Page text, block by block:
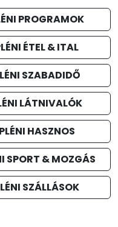
PROGRAMOK
ÉTEL & ITAL
SZABADIDŐ
LÁTNIVALÓK
HASZNOS
SPORT & MOZGÁS
SZÁLLÁSOK